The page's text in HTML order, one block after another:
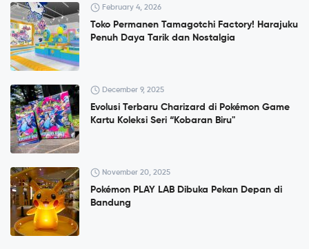
February 4, 2026
Toko Permanen Tamagotchi Factory! Harajuku
Penuh Daya Tarik dan Nostalgia
December 9, 2025
Evolusi Terbaru Charizard di Pokémon Game
Kartu Koleksi Seri “Kobaran Biru"
November 20, 2025
Pokémon PLAY LAB Dibuka Pekan Depan di
Bandung